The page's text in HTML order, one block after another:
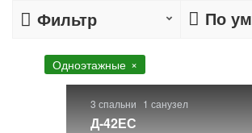
Фильтр По
Одноэтажные
3 спальни 1 санузел
Д-42ЕС